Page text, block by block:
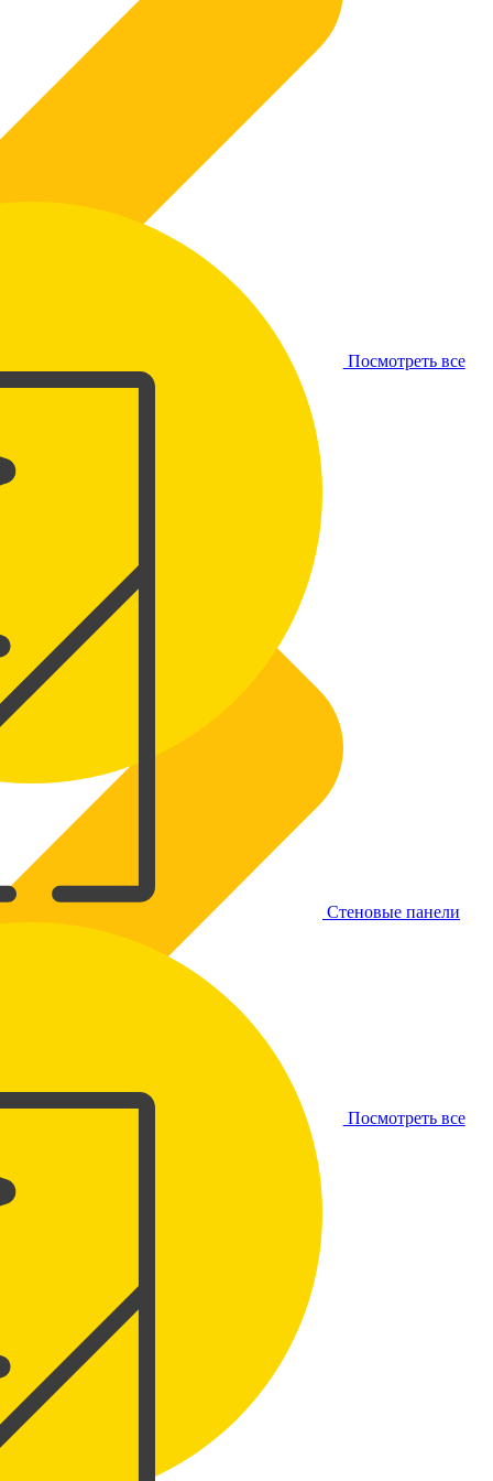
Посмотреть все
Посмотреть все
Стеновые панели